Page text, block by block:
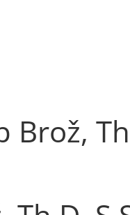
Brož,